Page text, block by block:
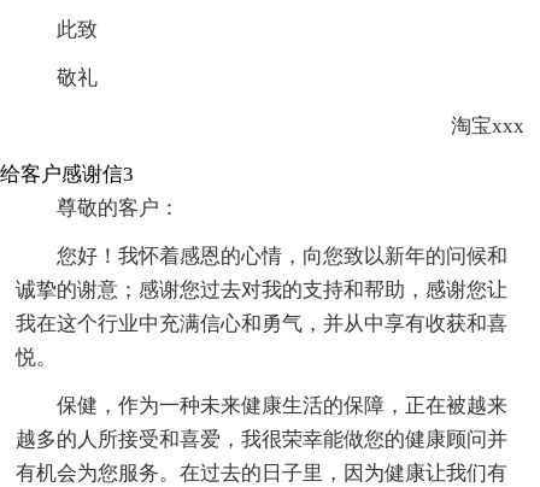
此致
敬礼
淘宝xxx
给客户感谢信3
尊敬的客户：
您好！我怀着感恩的心情，向您致以新年的问候和
诚挚的谢意；感谢您过去对我的支持和帮助，感谢您让
我在这个行业中充满信心和勇气，并从中享有收获和喜
悦。
保健，作为一种未来健康生活的保障，正在被越来
越多的人所接受和喜爱，我很荣幸能做您的健康顾问并
有机会为您服务。在过去的日子里，因为健康让我们有